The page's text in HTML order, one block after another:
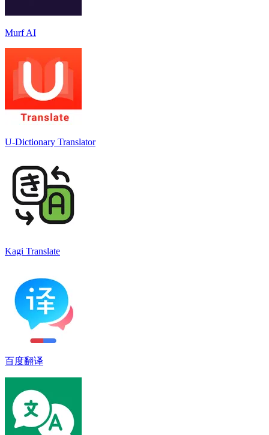
Murf AI
U-Dictionary Translator
Kagi Translate
百度翻译